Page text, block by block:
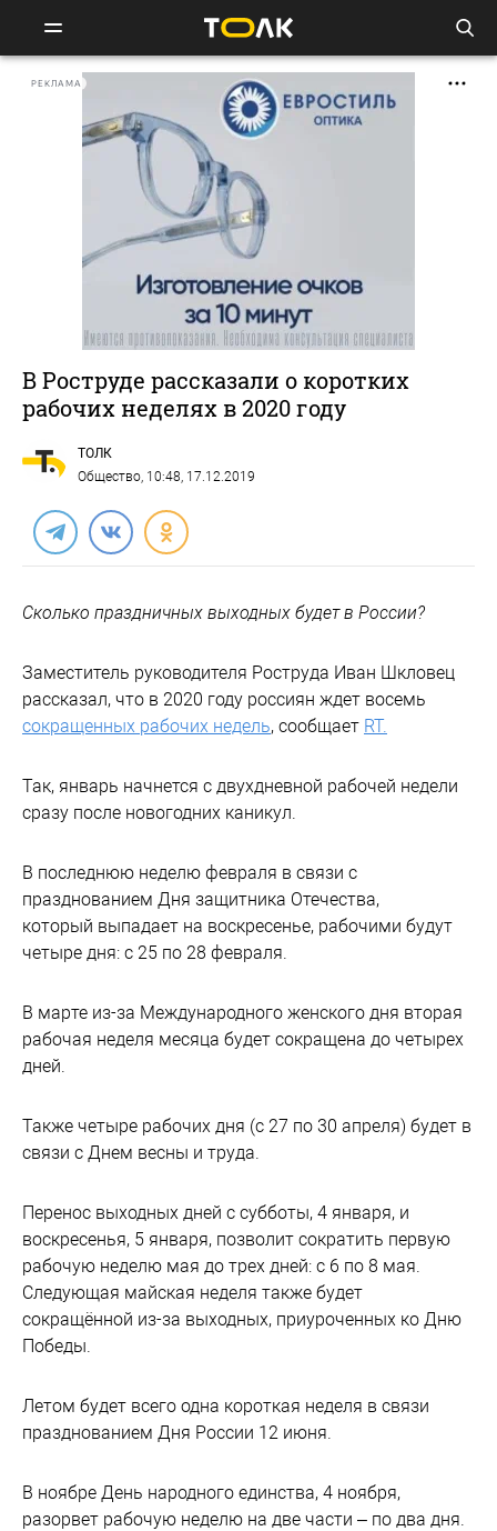
РЕКЛАМА
В Роструде рассказали о коротких
рабочих неделях в 2020 году
ТОЛК
Общество, 10:48, 17.12.2019
Сколько праздничных выходных будет в России?
Заместитель руководителя Роструда Иван Шкловец
рассказал, что в 2020 году россиян ждет восемь
сокращенных рабочих недель, сообщает RT.
Так, январь начнется с двухдневной рабочей недели
сразу после новогодних каникул.
В последнюю неделю февраля в связи с
празднованием Дня защитника Отечества,
который выпадает на воскресенье, рабочими будут
четыре дня: с 25 по 28 февраля.
В марте из-за Международного женского дня вторая
рабочая неделя месяца будет сокращена до четырех
дней.
Также четыре рабочих дня (с 27 по 30 апреля) будет в
связи с Днем весны и труда.
Перенос выходных дней с субботы, 4 января, и
воскресенья, 5 января, позволит сократить первую
рабочую неделю мая до трех дней: с 6 по 8 мая.
Следующая майская неделя также будет
сокращённой из-за выходных, приуроченных ко Дню
Победы.
Летом будет всего одна короткая неделя в связи
празднованием Дня России 12 июня.
В ноябре День народного единства, 4 ноября,
разорвет рабочую неделю на две части – по два дня.